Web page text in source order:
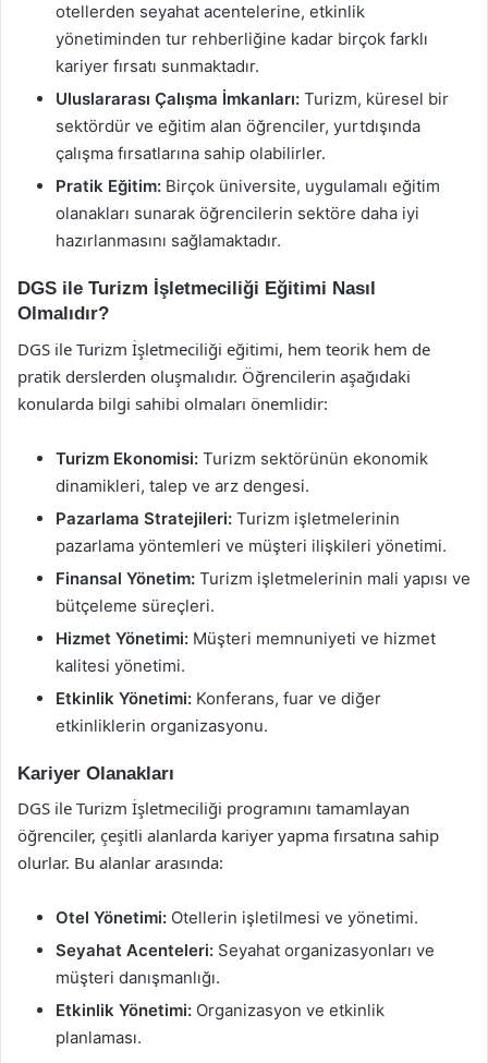
otellerden seyahat acentelerine, etkinlik
yönetiminden tur rehberliğine kadar birçok farklı
kariyer fırsatı sunmaktadır.
Uluslararası Çalışma İmkanları: Turizm, küresel bir
sektördür ve eğitim alan öğrenciler, yurtdışında
çalışma fırsatlarına sahip olabilirler.
Pratik Eğitim: Birçok üniversite, uygulamalı eğitim
olanakları sunarak öğrencilerin sektöre daha iyi
hazırlanmasını sağlamaktadır.
DGS ile Turizm İşletmeciliği Eğitimi Nasıl
Olmalıdır?
DGS ile Turizm İşletmeciliği eğitimi, hem teorik hem de
pratik derslerden oluşmalıdır. Öğrencilerin aşağıdaki
konularda bilgi sahibi olmaları önemlidir:
Turizm Ekonomisi: Turizm sektörünün ekonomik
dinamikleri, talep ve arz dengesi.
Pazarlama Stratejileri: Turizm işletmelerinin
pazarlama yöntemleri ve müşteri ilişkileri yönetimi.
Finansal Yönetim: Turizm işletmelerinin mali yapısı ve
bütçeleme süreçleri.
Hizmet Yönetimi: Müşteri memnuniyeti ve hizmet
kalitesi yönetimi.
Etkinlik Yönetimi: Konferans, fuar ve diğer
etkinliklerin organizasyonu.
Kariyer Olanakları
DGS ile Turizm İşletmeciliği programını tamamlayan
öğrenciler, çeşitli alanlarda kariyer yapma fırsatına sahip
olurlar. Bu alanlar arasında:
Otel Yönetimi: Otellerin işletilmesi ve yönetimi.
Seyahat Acenteleri: Seyahat organizasyonları ve
müşteri danışmanlığı.
Etkinlik Yönetimi: Organizasyon ve etkinlik
planlaması.